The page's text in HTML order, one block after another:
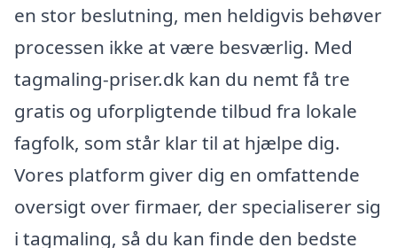
en stor beslutning, men heldigvis behøver
processen ikke at være besværlig. Med
tagmaling-priser.dk kan du nemt få tre
gratis og uforpligtende tilbud fra lokale
fagfolk, som står klar til at hjælpe dig.
Vores platform giver dig en omfattende
oversigt over firmaer, der specialiserer sig
i tagmaling, så du kan finde den bedste